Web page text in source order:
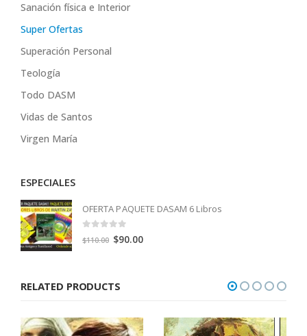
Sanación física e Interior
Super Ofertas
Superación Personal
Teología
Todo DASM
Vidas de Santos
Virgen María
ESPECIALES
OFERTA PAQUETE DASAM 6 Libros
out of 5
$110.00 Original
$110.00.
$90.00Current
RELATED PRODUCTS